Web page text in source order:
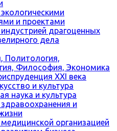
и проектами
драгоценных
дела
Политология,
Философия, Экономика
XXI века
и культура
наука и культура
и
организацией